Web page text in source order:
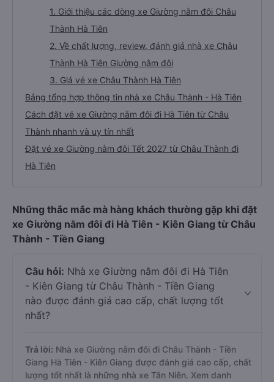
1. Giới thiệu các dòng xe Giường nằm đôi Châu
Thành Hà Tiên
2. Về chất lượng, review, đánh giá nhà xe Châu
Thành Hà Tiên Giường nằm đôi
3. Giá vé xe Châu Thành Hà Tiên
Bảng tổng hợp thông tin nhà xe Châu Thành - Hà Tiên
Cách đặt vé xe Giường nằm đôi đi Hà Tiên từ Châu
Thành nhanh và uy tín nhất
Đặt vé xe Giường nằm đôi Tết 2027 từ Châu Thành đi
Hà Tiên
Những thắc mắc mà hàng khách thường gặp khi đặt
xe Giường nằm đôi đi Hà Tiên - Kiên Giang từ Châu
Thành - Tiền Giang
Câu hỏi: Nhà xe Giường nằm đôi đi Hà Tiên
- Kiên Giang từ Châu Thành - Tiền Giang
nào được đánh giá cao cấp, chất lượng tốt
nhất?
Trả lời: Nhà xe Giường nằm đôi đi Châu Thành - Tiền
Giang Hà Tiên - Kiên Giang được đánh giá cao cấp, chất
lượng tốt nhất là những nhà xe Tân Niên. Xem danh